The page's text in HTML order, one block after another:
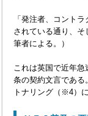
「発注者、コント
されている通り、そ
筆者による。）
これは英国で近年
条の契約文言であ
トナリング（※4）